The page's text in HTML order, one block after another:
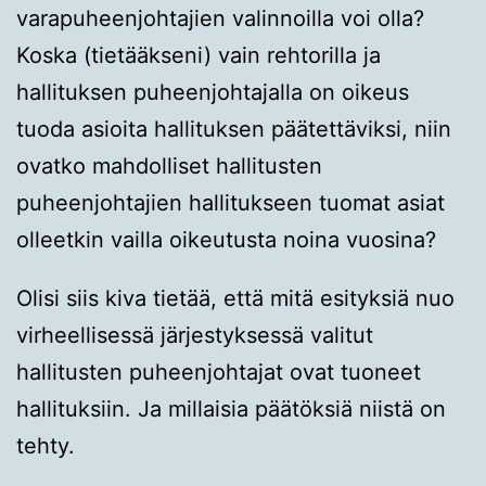
varapuheenjohtajien valinnoilla voi olla?
Koska (tietääkseni) vain rehtorilla ja
hallituksen puheenjohtajalla on oikeus
tuoda asioita hallituksen päätettäviksi, niin
ovatko mahdolliset hallitusten
puheenjohtajien hallitukseen tuomat asiat
olleetkin vailla oikeutusta noina vuosina?
Olisi siis kiva tietää, että mitä esityksiä nuo
virheellisessä järjestyksessä valitut
hallitusten puheenjohtajat ovat tuoneet
hallituksiin. Ja millaisia päätöksiä niistä on
tehty.